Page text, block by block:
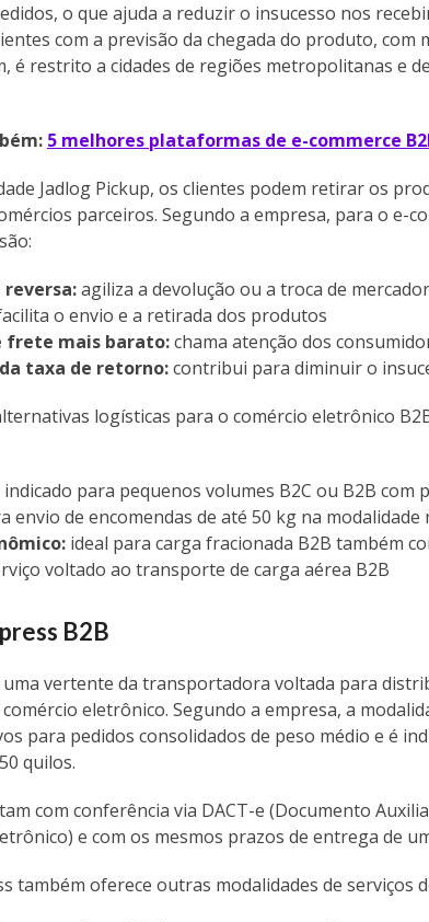
o que ajuda a reduzir o insucesso nos
com a previsão da chegada do produto, com
é restrito a cidades de regiões metropolitanas e
5 melhores plataformas de e-commerce
Jadlog Pickup, os clientes podem retirar os
parceiros. Segundo a empresa, para o e-
:agiliza a devolução ou a troca de
o envio e a retirada dos produtos
frete mais barato:chama atenção dos
taxa de retorno:contribui para diminuir o
logísticas para o comércio eletrônico
indicado para pequenos volumes B2C ou B2B com
envio de encomendas de até 50 kg na modalidade
ideal para carga fracionada B2B também
voltado ao transporte de carga aérea B2B
B2B
uma vertente da transportadora voltada para
eletrônico. Segundo a empresa, a
para pedidos consolidados de peso médio e é
quilos.
com conferência via DACT-e (Documento
e com os mesmos prazos de entrega de
também oferece outras modalidades de serviços